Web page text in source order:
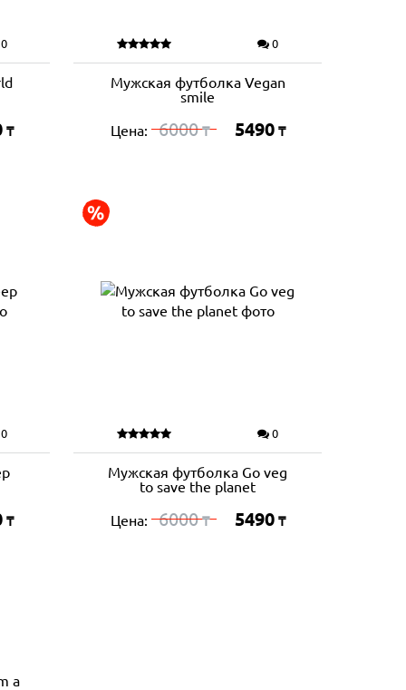
₸
0
Мужская футболка Vegan
smile
Цена: 6000₸ 5490 ₸
₸
0
Мужская футболка Go veg
to save the planet
Цена: 6000₸ 5490 ₸